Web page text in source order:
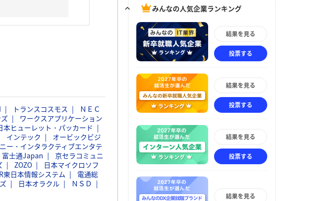
トランスコスモス
ＮＥＣ
ワークスアプリケーション
本ヒューレット・パッカード
インテック
オービックビジ
ー・インタラクティブエンタテ
富士通Japan
京セラコミュニ
ZOZO
日本マイクロソフ
東日本情報システム
電通総
日本オラクル
ＮＳＤ
みんなの人気企業ランキング
結果を見る
投票する
結果を見る
投票する
結果を見る
投票する
結果を見る